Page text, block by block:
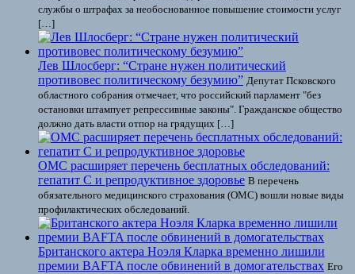
службы о штрафах за необоснованное повышение стоимости услуг
[…]
Лев Шлосберг: “Стране нужен политический
противовес политическому безумию” Депутат Псковского
областного собрания отмечает, что российский парламент "без
остановки штампует репрессивные законы". Гражданское общество
должно дать власти отпор на грядущих […]
ОМС расширяет перечень бесплатных обследований:
гепатит С и репродуктивное здоровье В перечень
обязательного медицинского страхования (ОМС) вошли новые виды
профилактических обследований.
Британского актера Ноэля Кларка временно лишили
премии BAFTA после обвинений в домогательствах Его